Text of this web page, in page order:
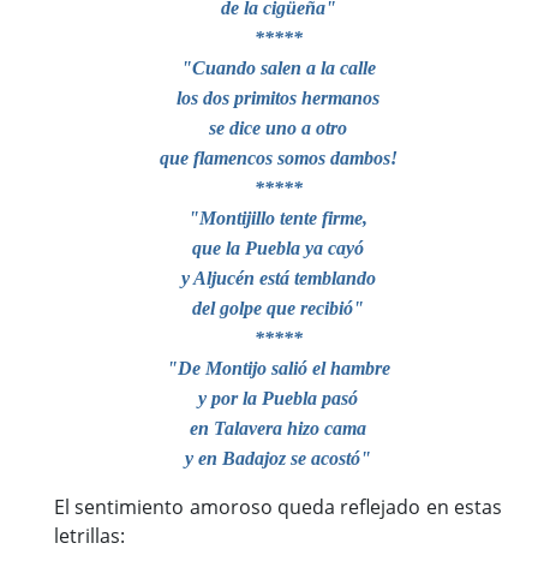
de la cigüeña"
*****
"Cuando salen a la calle
los dos primitos hermanos
se dice uno a otro
que flamencos somos dambos!
*****
"Montijillo tente firme,
que la Puebla ya cayó
y Aljucén está temblando
del golpe que recibió"
*****
"De Montijo salió el hambre
y por la Puebla pasó
en Talavera hizo cama
y en Badajoz se acostó"
El sentimiento amoroso queda reflejado en estas
letrillas: